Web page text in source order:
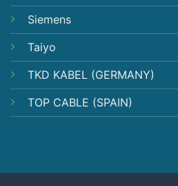
Siemens
Taiyo
TKD KABEL (GERMANY)
TOP CABLE (SPAIN)